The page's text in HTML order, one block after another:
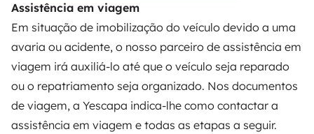
Assistência em viagem
Em situação de imobilização do veículo devido a uma
avaria ou acidente, o nosso parceiro de assistência em
viagem irá auxiliá-lo até que o veículo seja reparado
ou o repatriamento seja organizado. Nos documentos
de viagem, a Yescapa indica-lhe como contactar a
assistência em viagem e todas as etapas a seguir.
PROPRIETÁRIOS
Criar um anúncio
Contrato de aluguer
Seguro de aluguer